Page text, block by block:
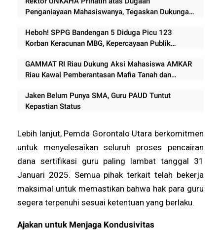
Penganiayaan Mahasiswanya, Tegaskan Dukungan
Heboh! SPPG Bandengan 5 Diduga Picu 123
Korban Keracunan MBG, Kepercayaan Publik
GAMMAT RI Riau Dukung Aksi Mahasiswa AMKAR
Riau Kawal Pemberantasan Mafia Tanah dan
Jaken Belum Punya SMA, Guru PAUD Tuntut
Kepastian Status
Lebih lanjut, Pemda Gorontalo Utara berkomitmen
untuk menyelesaikan seluruh proses pencairan
dana sertifikasi guru paling lambat tanggal 31
Januari 2025. Semua pihak terkait telah bekerja
maksimal untuk memastikan bahwa hak para guru
segera terpenuhi sesuai ketentuan yang berlaku.
Ajakan untuk Menjaga Kondusivitas